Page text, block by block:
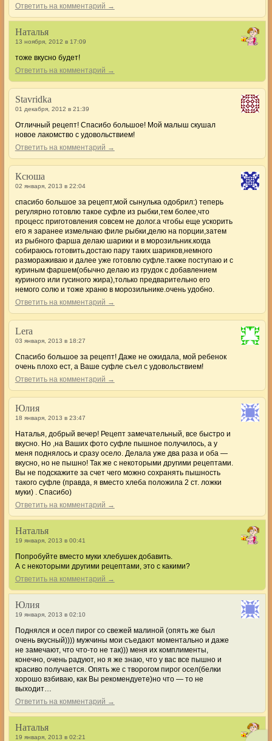
Ответить на комментарий →
Наталья
13 ноября, 2012 в 17:09
тоже вкусно будет!
Ответить на комментарий →
Stavridka
01 декабря, 2012 в 21:39
Отличный рецепт! Спасибо большое! Мой малыш скушал
новое лакомство с удовольствием!
Ответить на комментарий →
Ксюша
02 января, 2013 в 22:04
спасибо большое за рецепт,мой сынулька одобрил:) теперь
регулярно готовлю такое суфле из рыбки,тем более,что
процесс приготовления совсем не долог.а чтобы еще ускорить
его я заранее измельчаю филе рыбки,делю на порции,затем
из рыбного фарша делаю шарики и в морозильник.когда
собираюсь готовить.достаю пару таких шариков,немного
размораживаю и далее уже готовлю суфле.также поступаю и с
куриным фаршем(обычно делаю из грудок с добавлением
куриного или гусиного жира),только предварительно его
немого солю и тоже храню в морозильнике.очень удобно.
Ответить на комментарий →
Lera
03 января, 2013 в 18:27
Спасибо большое за рецепт! Даже не ожидала, мой ребенок
очень плохо ест, а Ваше суфле съел с удовольствием!
Ответить на комментарий →
Юлия
18 января, 2013 в 23:47
Наталья, добрый вечер! Рецепт замечательный, все быстро и
вкусно. Но ,на Ваших фото суфле пышное получилось, а у
меня поднялось и сразу осело. Делала уже два раза и оба —
вкусно, но не пышно! Так же с некоторыми другими рецептами.
Вы не подскажите за счет чего можно сохранять пышность
такого суфле (правда, я вместо хлеба положила 2 ст. ложки
муки) . Спасибо)
Ответить на комментарий →
Наталья
19 января, 2013 в 00:41
Попробуйте вместо муки хлебушек добавить.
А с некоторыми другими рецептами, это с какими?
Ответить на комментарий →
Юлия
19 января, 2013 в 02:10
Поднялся и осел пирог со свежей малиной (опять же был
очень вкусный)))) мужчины мои съедают моментально и даже
не замечают, что что-то не так))) меня их комплименты,
конечно, очень радуют, но я же знаю, что у вас все пышно и
красиво получается. Опять же с творогом пирог осел(белки
хорошо взбиваю, как Вы рекомендуете)но что — то не
выходит…
Ответить на комментарий →
Наталья
19 января, 2013 в 02:21